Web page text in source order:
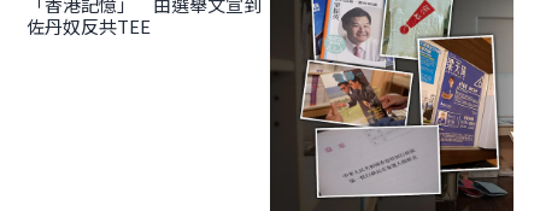
佐丹奴反共TEE